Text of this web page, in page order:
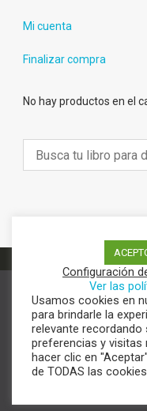
Mi cuenta
Finalizar compra
No hay productos en el
Digital Content |
Configuración
Ver las
Usamos cookies en
para brindarle la
relevante recordando
preferencias y visitas
hacer clic en
de TODAS las